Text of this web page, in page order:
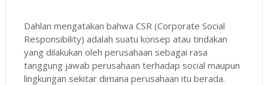
Dahlan mengatakan bahwa CSR (Corporate Social
Responsibility) adalah suatu konsep atau tindakan
yang dilakukan oleh perusahaan sebagai rasa
tanggung jawab perusahaan terhadap social maupun
lingkungan sekitar dimana perusahaan itu berada.